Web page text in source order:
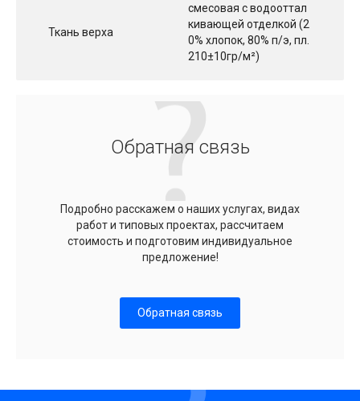
Ткань верха
смесовая с водооттал
кивающей отделкой (2
0% хлопок, 80% п/э, пл.
210±10гр/м²)
Обратная связь
Подробно расскажем о наших услугах, видах
работ и типовых проектах, рассчитаем
стоимость и подготовим индивидуальное
предложение!
Обратная связь